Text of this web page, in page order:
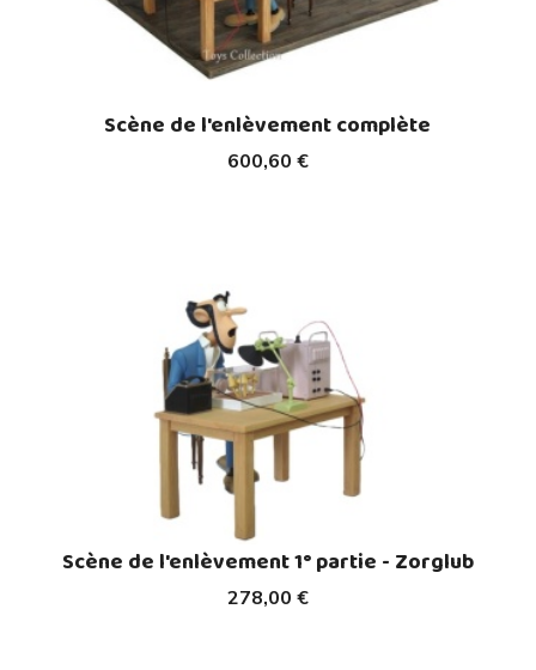
600,60 €
Scène de l'enlèvement complète
278,00 €
Scène de l'enlèvement 1° partie - Zorglub